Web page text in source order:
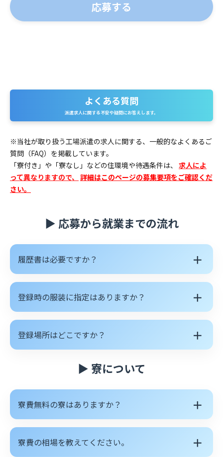
よくある質問
派遣求人に関する不安や疑問にお答えします。
※当社が取り扱う工場派遣の求人に関する、一般的なよくあるご
質問（FAQ）を掲載しています。
「寮付き」や「寮なし」などの住環境や待遇条件は、 求人によ
って異なりますので、 詳細はこのページの募集要項をご確認くだ
さい。
▶ 応募から就業までの流れ
履歴書は必要ですか？ ＋
登録時の服装に指定はありますか？ ＋
登録場所はどこですか？ ＋
▶ 寮について
寮費無料の寮はありますか？ ＋
寮費の相場を教えてください。 ＋